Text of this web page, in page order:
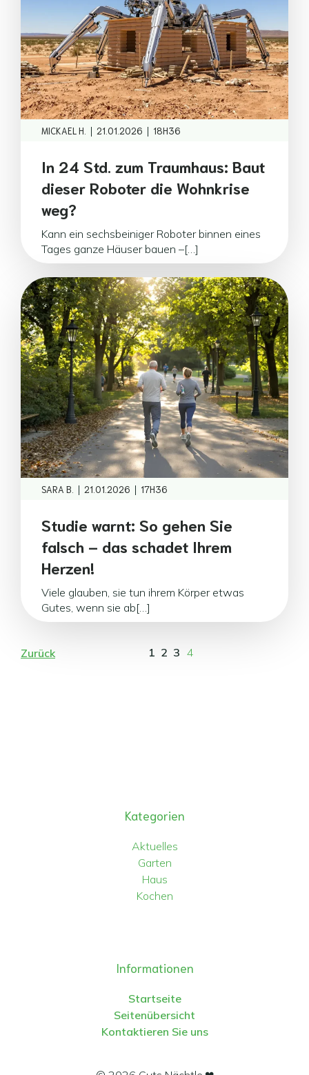
MICKAEL H. | 21.01.2026 | 18H36
In 24 Std. zum Traumhaus: Baut
dieser Roboter die Wohnkrise
weg?
Kann ein sechsbeiniger Roboter binnen eines
Tages ganze Häuser bauen –[…]
SARA B. | 21.01.2026 | 17H36
Studie warnt: So gehen Sie
falsch – das schadet Ihrem
Herzen!
Viele glauben, sie tun ihrem Körper etwas
Gutes, wenn sie ab[…]
Zurück 1 2 3 4
Kategorien
Aktuelles
Garten
Haus
Kochen
Informationen
Startseite
Seitenübersicht
Kontaktieren Sie uns